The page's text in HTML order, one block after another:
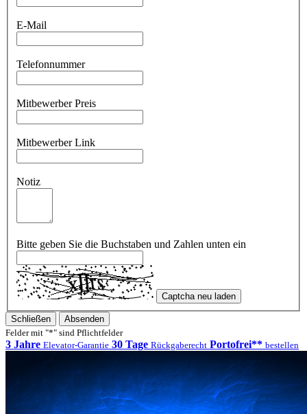
E-Mail
Telefonnummer
Mitbewerber Preis
Mitbewerber Link
Notiz
Bitte geben Sie die Buchstaben und Zahlen unten ein
Captcha neu laden
Schließen
Absenden
Felder mit "*" sind Pflichtfelder
3 Jahre Elevator-Garantie 30 Tage Rückgaberecht Portofrei** bestellen